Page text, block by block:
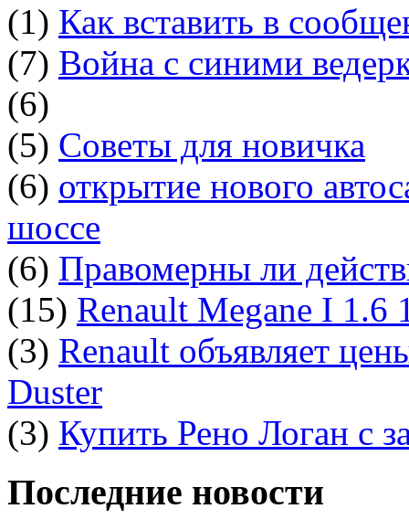
(1) Как вставить в
(7) Война с синими
(6)
(5) Советы для новичка
(6) открытие нового
шоссе
(6) Правомерны ли
(15) Renault Megane I 1.6
(3) Renault объявляет
Duster
(3) Купить Рено Логан с
Последние новости